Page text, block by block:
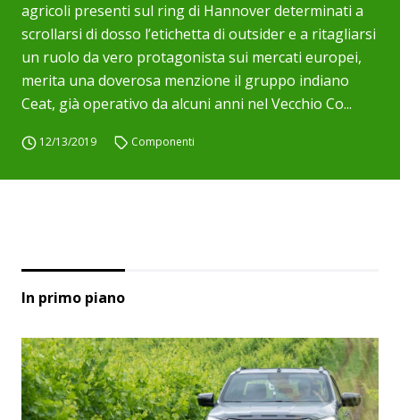
agricoli presenti sul ring di Hannover determinati a
scrollarsi di dosso l’etichetta di outsider e a ritagliarsi
un ruolo da vero protagonista sui mercati europei,
merita una doverosa menzione il gruppo indiano
Ceat, già operativo da alcuni anni nel Vecchio Co...
12/13/2019 Componenti
In primo piano